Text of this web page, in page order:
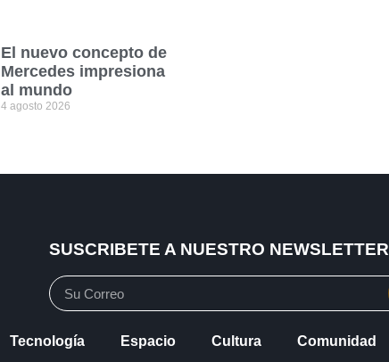
El nuevo concepto de
Mercedes impresiona
al mundo
4 agosto 2026
SUSCRIBETE A NUESTRO NEWSLETTER
Tecnología Espacio Cultura Comunidad